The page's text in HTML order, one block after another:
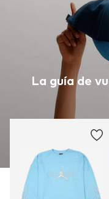
La guía de